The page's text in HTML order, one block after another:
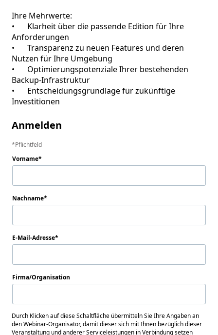
Ihre Mehrwerte:
•	Klarheit über die passende Edition für Ihre
Anforderungen
•	Transparenz zu neuen Features und deren
Nutzen für Ihre Umgebung
•	Optimierungspotenziale Ihrer bestehenden
Backup-Infrastruktur
•	Entscheidungsgrundlage für zukünftige
Anmelden
Pflichtfeld
Vorname
Nachname
E-Mail-Adresse
Firma/Organisation
Durch Klicken auf diese Schaltfläche übermitteln Sie Ihre Angaben an
den Webinar-Organisator, damit dieser sich mit Ihnen bezüglich dieser
Veranstaltung und anderer Serviceleistungen in Verbindung setzen